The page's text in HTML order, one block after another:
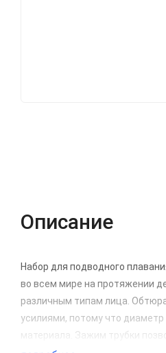
Описание
Набор для подводного
во всем мире на протяжении
различным типам лица.
усилиями, потому что
материала. Зажим трубки